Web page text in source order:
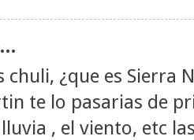
¿que es Sierra
te lo pasarias de
, el viento, etc